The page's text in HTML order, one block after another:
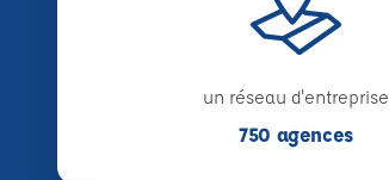
un réseau d'entreprise
750 agences